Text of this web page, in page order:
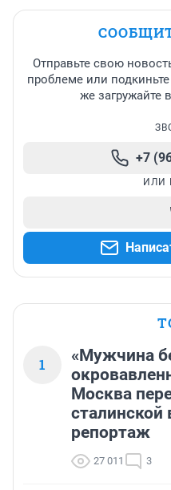
Отправьте свою
проблеме или
же загружайте
+7
ИЛИ
1
«Мужчина
Москва
репортаж
27 011 3